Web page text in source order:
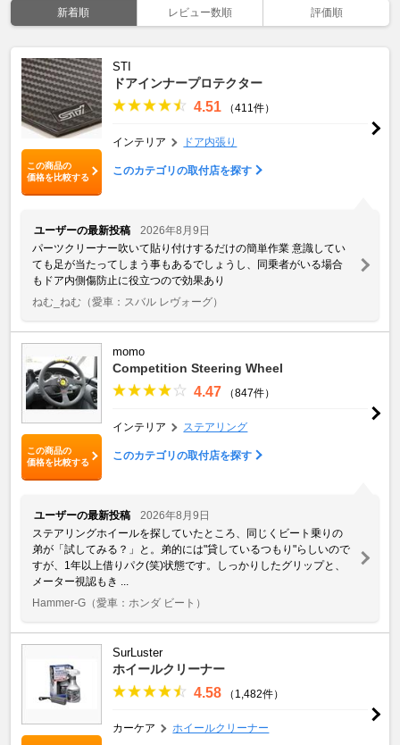
新着順 レビュー数順 評価順
この商品の
価格を比較する
STI
ドアインナープロテクター
4.51 （411件）
インテリア ドア内張り
このカテゴリの取付店を探す
ユーザーの最新投稿
2026年8月9日
パーツクリーナー吹いて貼り付けするだけの簡単作業 意識してい
ても足が当たってしまう事もあるでしょうし、同乗者がいる場合
もドア内側傷防止に役立つので効果あり
ねむ_ねむ （愛車：スバル レヴォーグ）
この商品の
価格を比較する
momo
Competition Steering Wheel
4.47 （847件）
インテリア ステアリング
このカテゴリの取付店を探す
ユーザーの最新投稿
2026年8月9日
ステアリングホイールを探していたところ、同じくビート乗りの
弟が「試してみる？」と。弟的には"貸しているつもり"らしいので
すが、1年以上借りパク(笑)状態です。しっかりしたグリップと、
メーター視認もき ...
Hammer-G （愛車：ホンダ ビート）
SurLuster
ホイールクリーナー
4.58 （1,482件）
カーケア ホイールクリーナー